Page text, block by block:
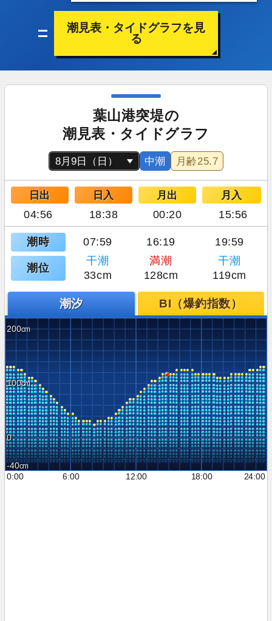
潮見表・タイドグラフを見
る
葉山港突堤の
潮見表・タイドグラフ
中潮 月齢25.7
日出 日入 月出 月入
04:56 18:38 00:20 15:56
潮時 07:59 16:19 19:59
潮位
干潮 満潮
干潮
33cm
128cm 119cm
潮汐 BI（爆釣指数）
200
100
0
-40
0:00
6:00 12:00 18:00 24:00